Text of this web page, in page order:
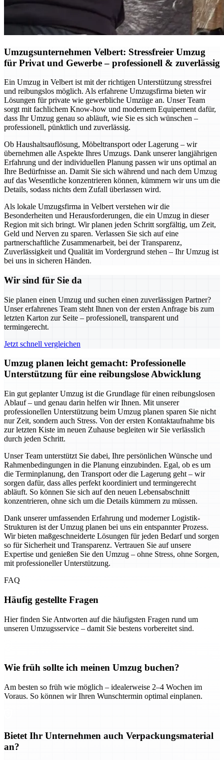
Umzugsunternehmen Velbert: Stressfreier Umzug
für Privat und Gewerbe – professionell & zuverlässig
Ein Umzug in Velbert ist mit der richtigen Unterstützung stressfrei
und reibungslos möglich. Als erfahrene Umzugsfirma bieten wir
Lösungen für private wie gewerbliche Umzüge an. Unser Team
sorgt mit fachlichem Know-how und modernem Equipement dafür,
dass Ihr Umzug genau so abläuft, wie Sie es sich wünschen –
professionell, pünktlich und zuverlässig.
Ob Haushaltsauflösung, Möbeltransport oder Lagerung – wir
übernehmen alle Aspekte Ihres Umzugs. Dank unserer langjährigen
Erfahrung und der individuellen Planung passen wir uns optimal an
Ihre Bedürfnisse an. Damit Sie sich während und nach dem Umzug
auf das Wesentliche konzentrieren können, kümmern wir uns um die
Details, sodass nichts dem Zufall überlassen wird.
Als lokale Umzugsfirma in Velbert verstehen wir die
Besonderheiten und Herausforderungen, die ein Umzug in dieser
Region mit sich bringt. Wir planen jeden Schritt sorgfältig, um Zeit,
Geld und Nerven zu sparen. Verlassen Sie sich auf eine
partnerschaftliche Zusammenarbeit, bei der Transparenz,
Zuverlässigkeit und Qualität im Vordergrund stehen – Ihr Umzug ist
bei uns in sicheren Händen.
Wir sind für Sie da
Sie planen einen Umzug und suchen einen zuverlässigen Partner?
Unser erfahrenes Team steht Ihnen von der ersten Anfrage bis zum
letzten Karton zur Seite – professionell, transparent und
termingerecht.
Jetzt schnell vergleichen
Umzug planen leicht gemacht: Professionelle
Unterstützung für eine reibungslose Abwicklung
Ein gut geplanter Umzug ist die Grundlage für einen reibungslosen
Ablauf – und genau darin helfen wir Ihnen. Mit unserer
professionellen Unterstützung beim Umzug planen sparen Sie nicht
nur Zeit, sondern auch Stress. Von der ersten Kontaktaufnahme bis
zur letzten Kiste im neuen Zuhause begleiten wir Sie verlässlich
durch jeden Schritt.
Unser Team unterstützt Sie dabei, Ihre persönlichen Wünsche und
Rahmenbedingungen in die Planung einzubinden. Egal, ob es um
die Terminplanung, den Transport oder die Lagerung geht – wir
sorgen dafür, dass alles perfekt koordiniert und termingerecht
abläuft. So können Sie sich auf den neuen Lebensabschnitt
konzentrieren, ohne sich um die Details kümmern zu müssen.
Dank unserer umfassenden Erfahrung und moderner Logistik-
Strukturen ist der Umzug planen bei uns ein entspannter Prozess.
Wir bieten maßgeschneiderte Lösungen für jeden Bedarf und sorgen
so für Sicherheit und Transparenz. Vertrauen Sie auf unsere
Expertise und genießen Sie den Umzug – ohne Stress, ohne Sorgen,
mit professioneller Unterstützung.
FAQ
Häufig gestellte Fragen
Hier finden Sie Antworten auf die häufigsten Fragen rund um
unseren Umzugsservice – damit Sie bestens vorbereitet sind.
Wie früh sollte ich meinen Umzug buchen?
Am besten so früh wie möglich – idealerweise 2–4 Wochen im
Voraus. So können wir Ihren Wunschtermin optimal einplanen.
Bietet Ihr Unternehmen auch Verpackungsmaterial
an?